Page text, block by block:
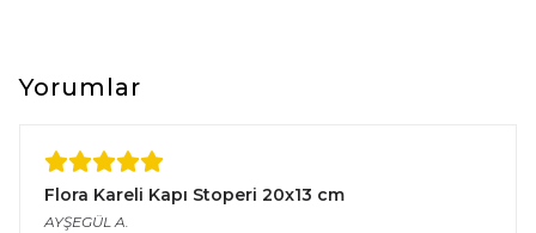
Yorumlar
Flora Kareli Kapı Stoperi 20x13 cm
AYŞEGÜL A.